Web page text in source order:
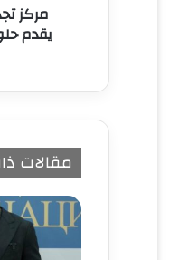
مركز
يقدم
مقالات